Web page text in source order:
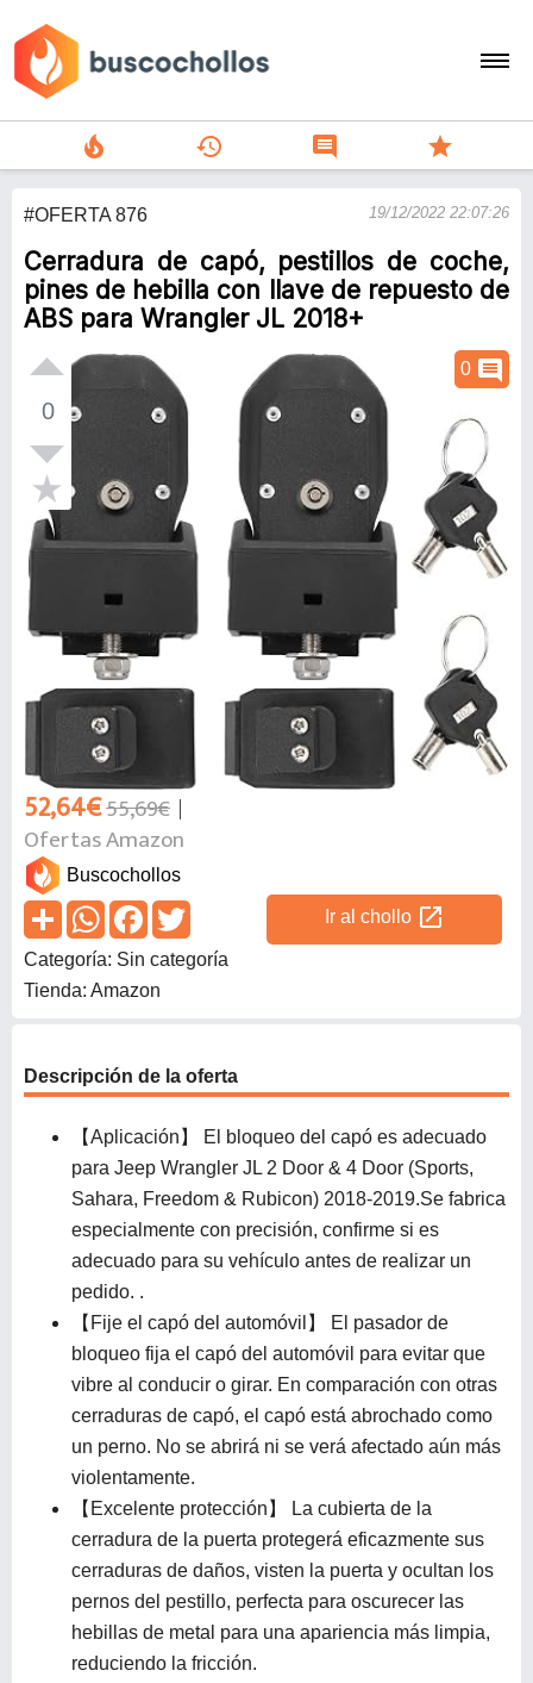
search
person
add
Menu
local_fire_department history comment star
#OFERTA 876 19/12/2022 22:07:26
Cerradura de capó, pestillos de coche,
pines de hebilla con llave de repuesto de
ABS para Wrangler JL 2018+
0
0 comment
52,64€55,69€
Ofertas Amazon
Buscochollos
Ir al chollo open_in_new
Categoría: Sin categoría
Tienda: Amazon
Descripción de la oferta
【Aplicación】 El bloqueo del capó es adecuado
para Jeep Wrangler JL 2 Door & 4 Door (Sports,
Sahara, Freedom & Rubicon) 2018-2019.Se fabrica
especialmente con precisión, confirme si es
adecuado para su vehículo antes de realizar un
pedido. .
【Fije el capó del automóvil】 El pasador de
bloqueo fija el capó del automóvil para evitar que
vibre al conducir o girar. En comparación con otras
cerraduras de capó, el capó está abrochado como
un perno. No se abrirá ni se verá afectado aún más
violentamente.
【Excelente protección】 La cubierta de la
cerradura de la puerta protegerá eficazmente sus
cerraduras de daños, visten la puerta y ocultan los
pernos del pestillo, perfecta para oscurecer las
hebillas de metal para una apariencia más limpia,
reduciendo la fricción.